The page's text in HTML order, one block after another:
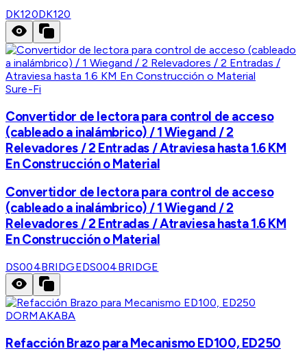
DK120DK120
Sure-Fi
Convertidor de lectora para control de acceso
(cableado a inalámbrico) / 1 Wiegand / 2
Relevadores / 2 Entradas / Atraviesa hasta 1.6 KM
En Construcción o Material
Convertidor de lectora para control de acceso
(cableado a inalámbrico) / 1 Wiegand / 2
Relevadores / 2 Entradas / Atraviesa hasta 1.6 KM
En Construcción o Material
DS004BRIDGEDS004BRIDGE
DORMAKABA
Refacción Brazo para Mecanismo ED100, ED250